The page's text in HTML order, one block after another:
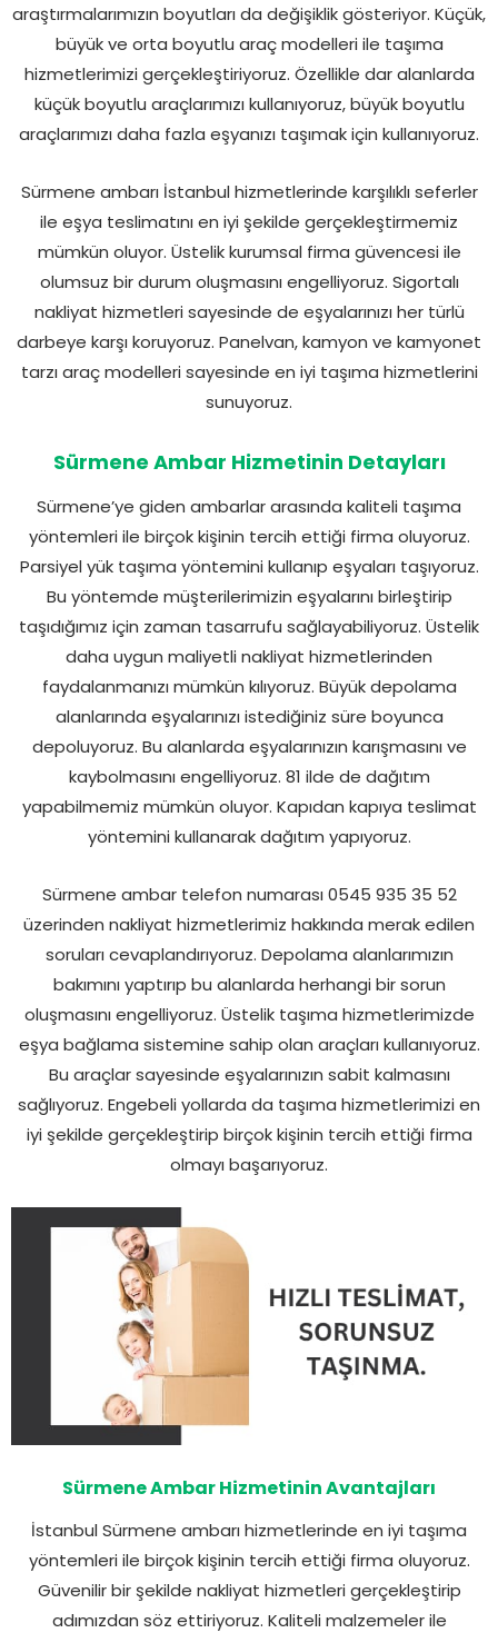
araştırmalarımızın boyutları da değişiklik gösteriyor. Küçük,
büyük ve orta boyutlu araç modelleri ile taşıma
hizmetlerimizi gerçekleştiriyoruz. Özellikle dar alanlarda
küçük boyutlu araçlarımızı kullanıyoruz, büyük boyutlu
araçlarımızı daha fazla eşyanızı taşımak için kullanıyoruz.
Sürmene ambarı İstanbul hizmetlerinde karşılıklı seferler
ile eşya teslimatını en iyi şekilde gerçekleştirmemiz
mümkün oluyor. Üstelik kurumsal firma güvencesi ile
olumsuz bir durum oluşmasını engelliyoruz. Sigortalı
nakliyat hizmetleri sayesinde de eşyalarınızı her türlü
darbeye karşı koruyoruz. Panelvan, kamyon ve kamyonet
tarzı araç modelleri sayesinde en iyi taşıma hizmetlerini
sunuyoruz.
Sürmene Ambar Hizmetinin Detayları
Sürmene’ye giden ambarlar arasında kaliteli taşıma
yöntemleri ile birçok kişinin tercih ettiği firma oluyoruz.
Parsiyel yük taşıma yöntemini kullanıp eşyaları taşıyoruz.
Bu yöntemde müşterilerimizin eşyalarını birleştirip
taşıdığımız için zaman tasarrufu sağlayabiliyoruz. Üstelik
daha uygun maliyetli nakliyat hizmetlerinden
faydalanmanızı mümkün kılıyoruz. Büyük depolama
alanlarında eşyalarınızı istediğiniz süre boyunca
depoluyoruz. Bu alanlarda eşyalarınızın karışmasını ve
kaybolmasını engelliyoruz. 81 ilde de dağıtım
yapabilmemiz mümkün oluyor. Kapıdan kapıya teslimat
yöntemini kullanarak dağıtım yapıyoruz.
Sürmene ambar telefon numarası 0545 935 35 52
üzerinden nakliyat hizmetlerimiz hakkında merak edilen
soruları cevaplandırıyoruz. Depolama alanlarımızın
bakımını yaptırıp bu alanlarda herhangi bir sorun
oluşmasını engelliyoruz. Üstelik taşıma hizmetlerimizde
eşya bağlama sistemine sahip olan araçları kullanıyoruz.
Bu araçlar sayesinde eşyalarınızın sabit kalmasını
sağlıyoruz. Engebeli yollarda da taşıma hizmetlerimizi en
iyi şekilde gerçekleştirip birçok kişinin tercih ettiği firma
olmayı başarıyoruz.
Sürmene Ambar Hizmetinin Avantajları
İstanbul Sürmene ambarı hizmetlerinde en iyi taşıma
yöntemleri ile birçok kişinin tercih ettiği firma oluyoruz.
Güvenilir bir şekilde nakliyat hizmetleri gerçekleştirip
adımızdan söz ettiriyoruz. Kaliteli malzemeler ile